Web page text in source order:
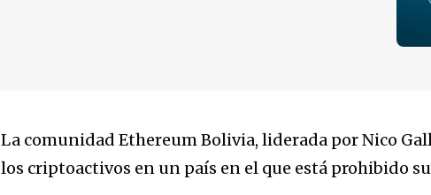
La comunidad Ethereum Bolivia, liderada por Nico
los criptoactivos en un país en el que está prohibido